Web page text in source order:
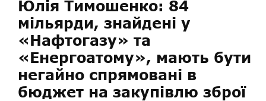
Юлія Тимошенко: 84
мільярди, знайдені у
«Нафтогазу» та
«Енергоатому», мають бути
негайно спрямовані в
бюджет на закупівлю зброї